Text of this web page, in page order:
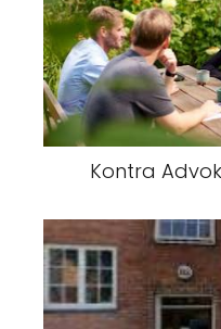
Kontra